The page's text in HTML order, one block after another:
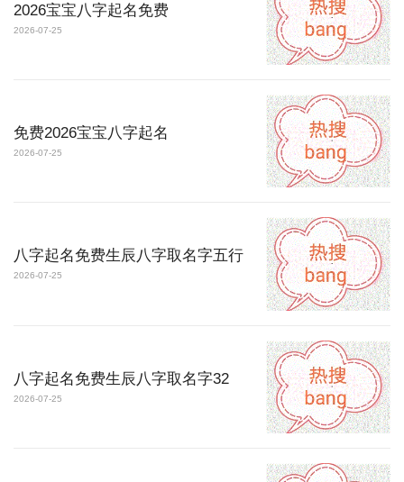
2026宝宝八字起名免费
2026-07-25
免费2026宝宝八字起名
2026-07-25
八字起名免费生辰八字取名字五行
2026-07-25
八字起名免费生辰八字取名字32
2026-07-25